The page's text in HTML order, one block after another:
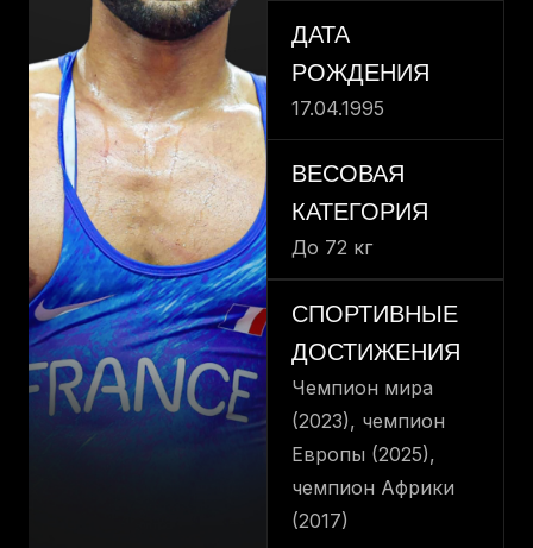
ДАТА
РОЖДЕНИЯ
17.04.1995
ВЕСОВАЯ
КАТЕГОРИЯ
До 72 кг
СПОРТИВНЫЕ
ДОСТИЖЕНИЯ
Чемпион мира
(2023), чемпион
Европы (2025),
чемпион Африки
(2017)